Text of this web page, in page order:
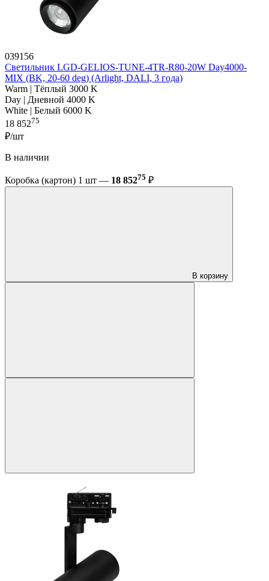
039156
Светильник LGD-GELIOS-TUNE-4TR-R80-20W Day4000-
MIX (BK, 20-60 deg) (Arlight, DALI, 3 года)
Warm | Тёплый 3000 K
Day | Дневной 4000 K
White | Белый 6000 K
18 85275
₽/шт
В наличии
Коробка (картон) 1 шт — 18 85275 ₽
В корзину